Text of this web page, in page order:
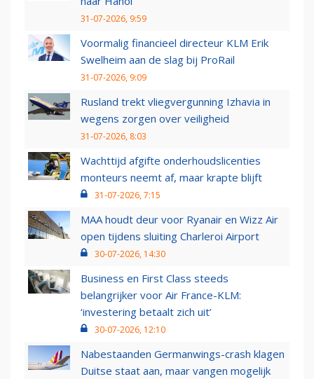
31-07-2026, 9:59
Voormalig financieel directeur KLM Erik
Swelheim aan de slag bij ProRail
31-07-2026, 9:09
Rusland trekt vliegvergunning Izhavia in
wegens zorgen over veiligheid
31-07-2026, 8:03
Wachttijd afgifte onderhoudslicenties
monteurs neemt af, maar krapte blijft
31-07-2026, 7:15
MAA houdt deur voor Ryanair en Wizz Air
open tijdens sluiting Charleroi Airport
30-07-2026, 14:30
Business en First Class steeds
belangrijker voor Air France-KLM:
‘investering betaalt zich uit’
30-07-2026, 12:10
Nabestaanden Germanwings-crash klagen
Duitse staat aan, maar vangen mogelijk